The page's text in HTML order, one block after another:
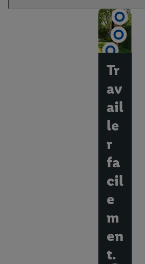
Tr
av
ail
le
r
fa
cil
e
m
en
t.